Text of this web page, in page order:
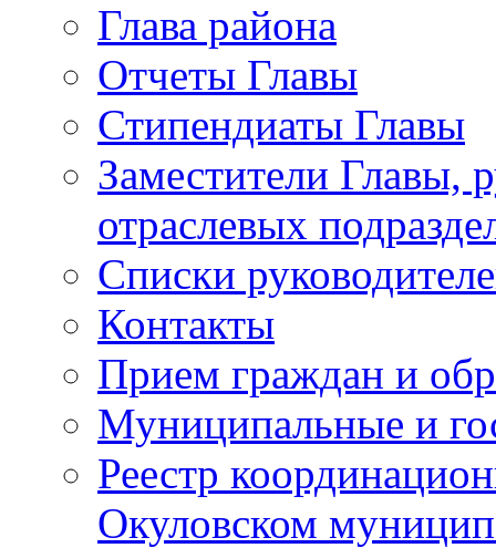
Глава района
Отчеты Главы
Стипендиаты Главы
Заместители Главы,
отраслевых
Списки
Контакты
Прием граждан и
Муниципальные и
Реестр
Окуловском